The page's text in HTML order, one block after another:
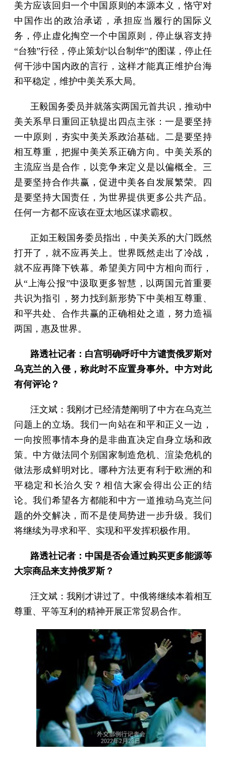
美方应该回归一个中国原则的本源本义，恪守对
中国作出的政治承诺，承担应当履行的国际义
务，停止虚化掏空一个中国原则，停止纵容支持
“台独”行径，停止策划“以台制华”的图谋，停止任
何干涉中国内政的言行，这样才能真正维护台海
和平稳定，维护中美关系大局。
王毅国务委员并就落实两国元首共识，推动中
美关系早日重回正轨提出四点主张：一是要坚持
一中原则，夯实中美关系政治基础。二是要坚持
相互尊重，把握中美关系正确方向。中美关系的
主流应当是合作，以竞争来定义是以偏概全。三
是要坚持合作共赢，促进中美各自发展繁荣。四
是要坚持大国责任，为世界提供更多公共产品。
任何一方都不应该在亚太地区谋求霸权。
正如王毅国务委员指出，中美关系的大门既然
打开了，就不应再关上。世界既然走出了冷战，
就不应再降下铁幕。希望美方同中方相向而行，
从“上海公报”中汲取更多智慧，以两国元首重要
共识为指引，努力找到新形势下中美相互尊重、
和平共处、合作共赢的正确相处之道，努力造福
两国，惠及世界。
路透社记者：白宫明确呼吁中方谴责俄罗斯对
乌克兰的入侵，称此时不应置身事外。中方对此
有何评论？
汪文斌：我刚才已经清楚阐明了中方在乌克兰
问题上的立场。我们一向站在和平和正义一边，
一向按照事情本身的是非曲直决定自身立场和政
策。中方做法同个别国家制造危机、渲染危机的
做法形成鲜明对比。哪种方法更有利于欧洲的和
平稳定和长治久安？相信大家会得出公正的结
论。我们希望各方都能和中方一道推动乌克兰问
题的外交解决，而不是使局势进一步升级。我们
将继续为寻求和平、实现和平发挥积极作用。
路透社记者：中国是否会通过购买更多能源等
大宗商品来支持俄罗斯？
汪文斌：我刚才讲过了。中俄将继续本着相互
尊重、平等互利的精神开展正常贸易合作。